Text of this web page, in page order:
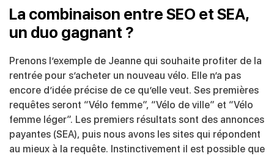
La combinaison entre SEO et SEA,
un duo gagnant ?
Prenons l’exemple de Jeanne qui souhaite profiter de la
rentrée pour s’acheter un nouveau vélo. Elle n’a pas
encore d’idée précise de ce qu’elle veut. Ses premières
requêtes seront “Vélo femme”, “Vélo de ville” et “Vélo
femme léger”. Les premiers résultats sont des annonces
payantes (SEA), puis nous avons les sites qui répondent
au mieux à la requête. Instinctivement il est possible que